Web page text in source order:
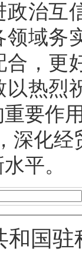
政治互
领域务
，更
以热烈
要作
深化
平。
和国